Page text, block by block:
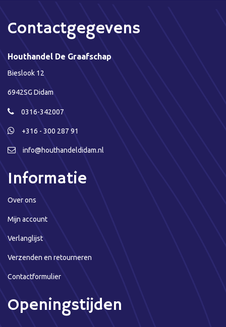
Contactgegevens
Houthandel De Graafschap
Bieslook 12
6942SG Didam
0316-342007
+316 - 300 287 91
info@houthandeldidam.nl
Informatie
Over ons
Mijn account
Verlanglijst
Verzenden en retourneren
Contactformulier
Openingstijden